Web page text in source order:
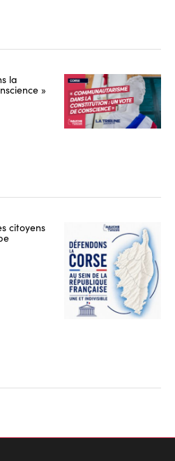
la
»
citoyens